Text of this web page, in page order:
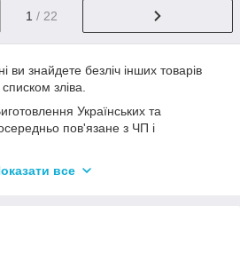
1 / 22
знайдете безліч інших товарів
зліва.
Українських та
пов'язане з ЧП і
за ринкові.
сім'ї щось цікаве!
все